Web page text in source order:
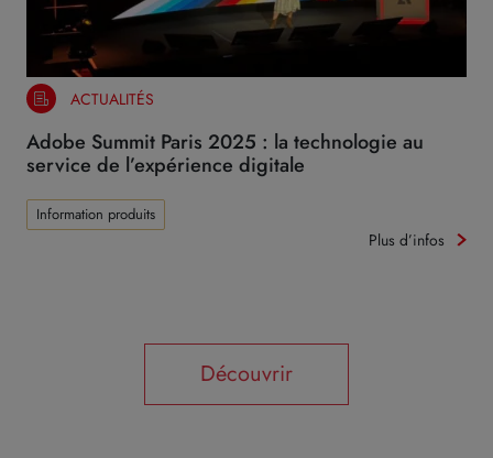
ACTUALITÉS
Adobe Summit Paris 2025 : la technologie au
service de l’expérience digitale
Information produits
Plus d’infos
Découvrir